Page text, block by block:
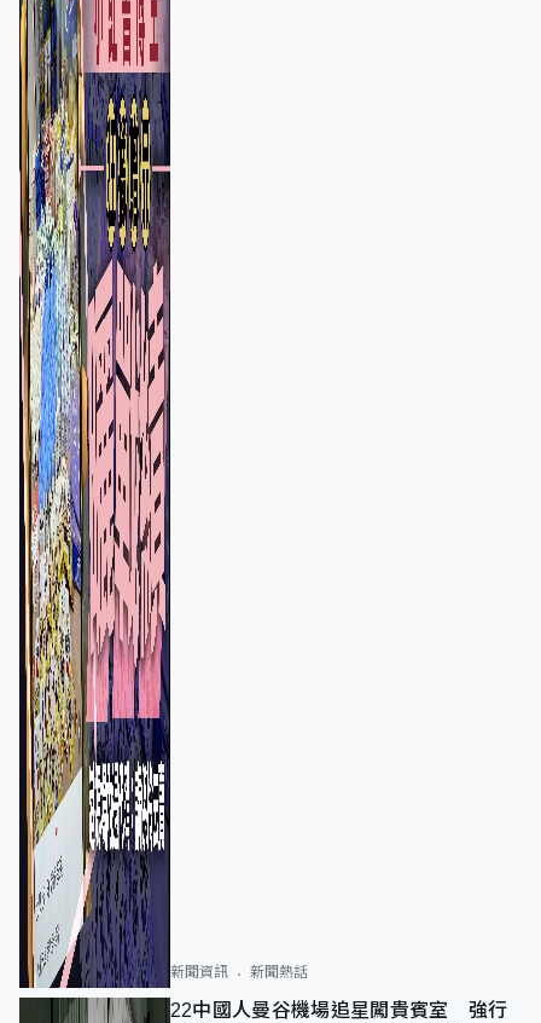
新聞資訊 新聞熱話
22中國人曼谷機場追星闖貴賓室 強行